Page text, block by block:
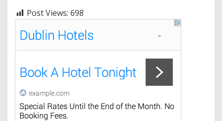
Post Views: 698